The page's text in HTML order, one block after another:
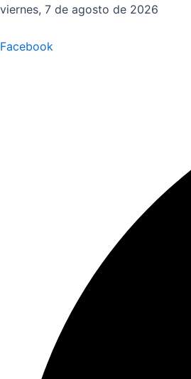
Ir
contenido
viernes, 7 de agosto de 2026
Facebook